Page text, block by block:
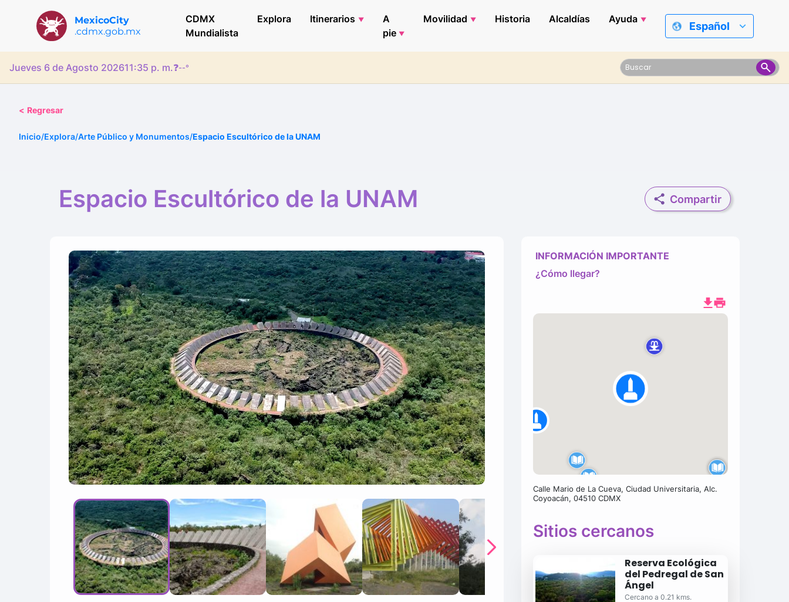
MexicoCity
.cdmx.gob.mx
CDMX
Mundialista
Explora Itinerarios
A
pie
Movilidad Historia Alcaldías Ayuda
Español
Jueves 6 de Agosto 202611:35 p. m.❓--°
< Regresar
Inicio/Explora/Arte Público y Monumentos/Espacio Escultórico de la UNAM
Espacio Escultórico de la UNAM Compartir
INFORMACIÓN IMPORTANTE
¿Cómo llegar?
Calle Mario de La Cueva, Ciudad Universitaria, Alc.
Coyoacán, 04510 CDMX
Sitios cercanos
Reserva Ecológica
del Pedregal de San
Ángel
Cercano a 0.21 kms.